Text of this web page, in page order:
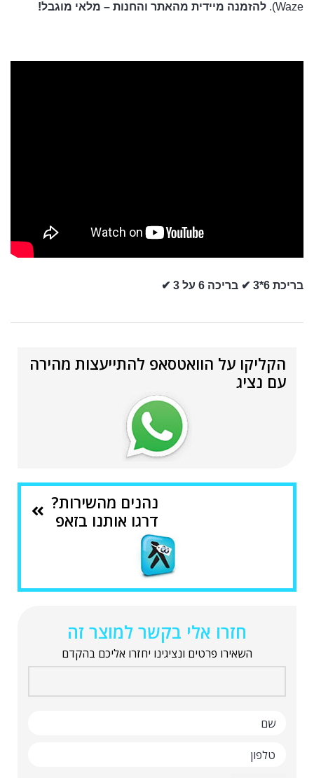
Waze).
להזמנה מיידית מהאתר והחנות – מלאי מוגבל!
בריכת 6*3 ✔ בריכה 6 על 3 ✔
הקליקו על הוואטסאפ להתייעצות מהירה
עם נציג
נהנים מהשירות?
דרגו אותנו בזאפ
חזרו אלי בקשר למוצר זה
השאירו פרטים ונציגינו יחזרו אליכם בהקדם